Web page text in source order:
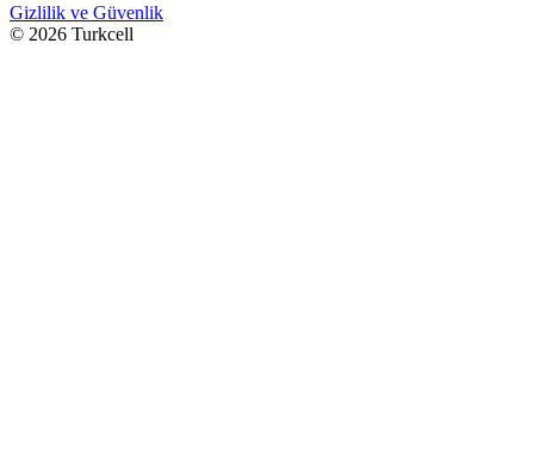
Gizlilik ve Güvenlik
© 2026 Turkcell